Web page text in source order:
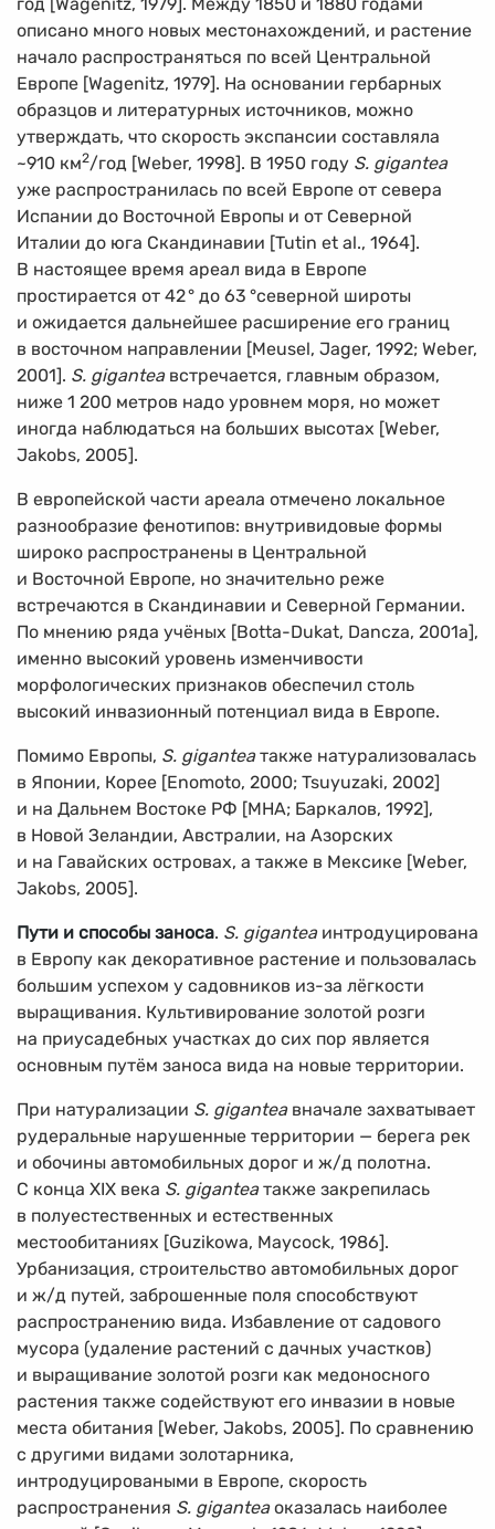
описано много новых местонахождений, и растение
начало распространяться по всей Центральной
Европе [Wagenitz, 1979]. На основании гербарных
образцов и литературных источников, можно
утверждать, что скорость экспансии составляла
~910 км2/год [Weber, 1998]. В 1950 году S. gigantea
уже распространилась по всей Европе от севера
Испании до Восточной Европы и от Северной
Италии до юга Скандинавии [Tutin et al., 1964].
В настоящее время ареал вида в Европе
простирается от 42° до 63 °северной широты
и ожидается дальнейшее расширение его границ
в восточном направлении [Meusel, Jager, 1992; Weber,
2001]. S. giganteaвстречается, главным образом,
ниже 1 200 метров надо уровнем моря, но может
иногда наблюдаться на больших высотах [Weber,
Jakobs, 2005].
В европейской части ареала отмечено локальное
разнообразие фенотипов: внутривидовые формы
широко распространены в Центральной
и Восточной Европе, но значительно реже
встречаются в Скандинавии и Северной Германии.
По мнению ряда учёных [Botta-Dukat, Dancza, 2001а],
именно высокий уровень изменчивости
морфологических признаков обеспечил столь
высокий инвазионный потенциал вида в Европе.
Помимо Европы, S. giganteaтакже натурализовалась
в Японии, Корее [Enomoto, 2000; Tsuyuzaki, 2002]
и на Дальнем Востоке РФ [МНА; Баркалов, 1992],
в Новой Зеландии, Австралии, на Азорских
и на Гавайских островах, а также в Мексике [Weber,
Jakobs, 2005].
Пути и способы заноса. S. giganteaинтродуцирована
в Европу как декоративное растение и пользовалась
большим успехом у садовников из-за лёгкости
выращивания. Культивирование золотой розги
на приусадебных участках до сих пор является
основным путём заноса вида на новые территории.
При натурализации S. giganteaвначале захватывает
рудеральные нарушенные территории — берега рек
и обочины автомобильных дорог и ж/д полотна.
С конца XIX века S. giganteaтакже закрепилась
в полуестественных и естественных
местообитаниях [Guzikowa, Maycock, 1986].
Урбанизация, строительство автомобильных дорог
и ж/д путей, заброшенные поля способствуют
распространению вида. Избавление от садового
мусора (удаление растений с дачных участков)
и выращивание золотой розги как медоносного
растения также содействуют его инвазии в новые
места обитания [Weber, Jakobs, 2005]. По сравнению
с другими видами золотарника,
интродуцироваными в Европе, скорость
распространения S. giganteaоказалась наиболее